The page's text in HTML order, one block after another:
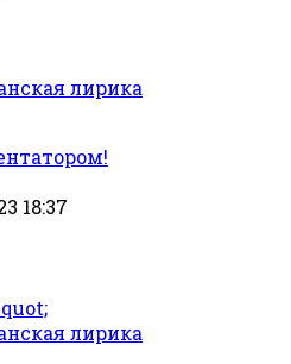
лирика
18:37
лирика